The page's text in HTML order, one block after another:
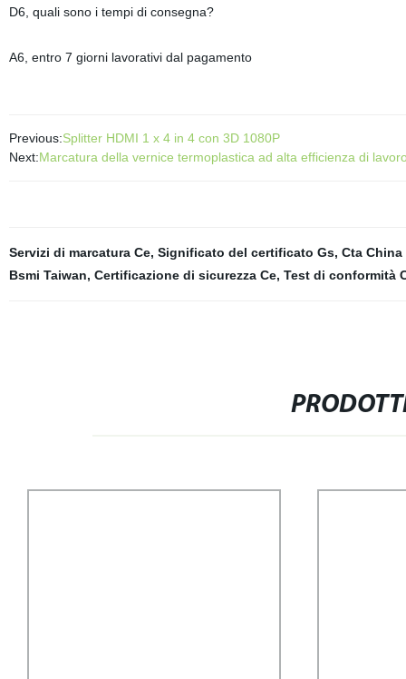
D6, quali sono i tempi di consegna?
A6, entro 7 giorni lavorativi dal pagamento
Previous:Splitter HDMI 1 x 4 in 4 con 3D 1080P
Next:Marcatura della vernice termoplastica ad alta efficienza di
Servizi di marcatura Ce, Significato del certificato Gs, Cta China
Bsmi Taiwan, Certificazione di sicurezza Ce, Test di conformità